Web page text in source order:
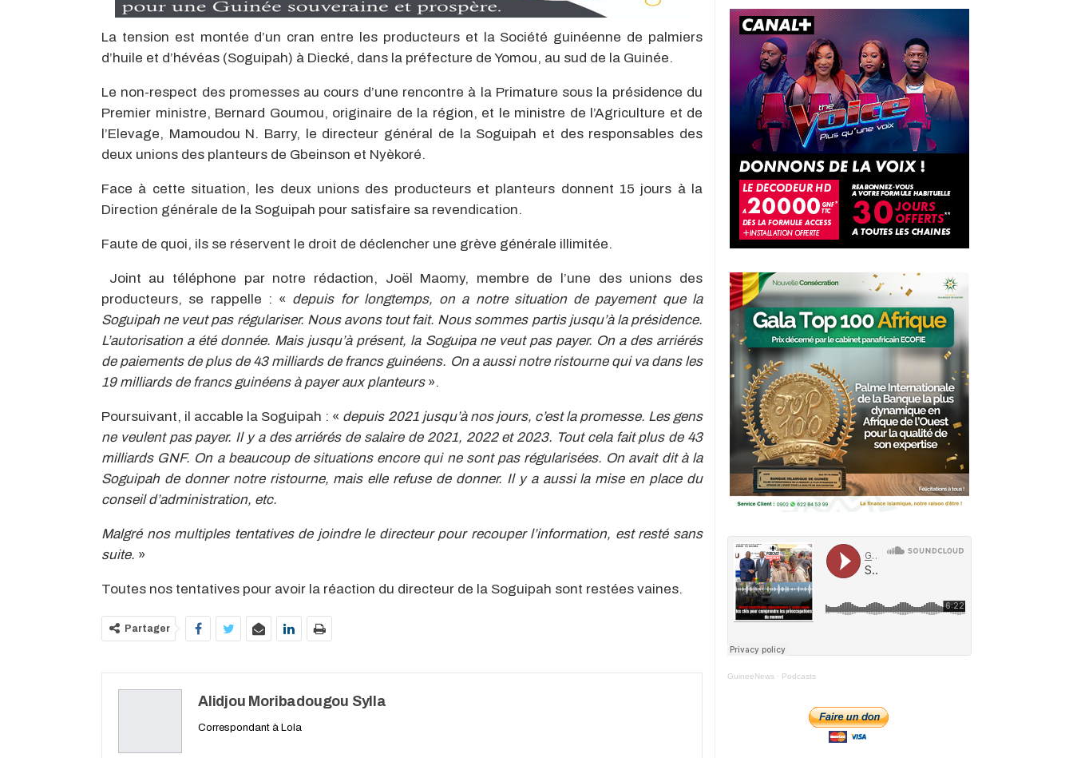
La tension est montée d’un cran entre les producteurs et la Société guinéenne de palmiers
d’huile et d’hévéas (Soguipah) à Diecké, dans la préfecture de Yomou, au sud de la Guinée.
Le non-respect des promesses au cours d’une rencontre à la Primature sous la présidence du
Premier ministre, Bernard Goumou, originaire de la région, et le ministre de l’Agriculture et de
l’Elevage, Mamoudou N. Barry, le directeur général de la Soguipah et des responsables des
deux unions des planteurs de Gbeinson et Nyèkoré.
Face à cette situation, les deux unions des producteurs et planteurs donnent 15 jours à la
Direction générale de la Soguipah pour satisfaire sa revendication.
Faute de quoi, ils se réservent le droit de déclencher une grève générale illimitée.
Joint au téléphone par notre rédaction, Joël Maomy, membre de l’une des unions des
producteurs, se rappelle : « depuis for longtemps, on a notre situation de payement que la
Soguipah ne veut pas régulariser. Nous avons tout fait. Nous sommes partis jusqu’à la présidence.
L’autorisation a été donnée. Mais jusqu’à présent, la Soguipa ne veut pas payer. On a des arriérés
de paiements de plus de 43 milliards de francs guinéens. On a aussi notre ristourne qui va dans les
19 milliards de francs guinéens à payer aux planteurs ».
Poursuivant, il accable la Soguipah : « depuis 2021 jusqu’à nos jours, c’est la promesse. Les gens
ne veulent pas payer. Il y a des arriérés de salaire de 2021, 2022 et 2023. Tout cela fait plus de 43
milliards GNF. On a beaucoup de situations encore qui ne sont pas régularisées. On avait dit à la
Soguipah de donner notre ristourne, mais elle refuse de donner. Il y a aussi la mise en place du
conseil d’administration, etc.
Malgré nos multiples tentatives de joindre le directeur pour recouper l’information, est resté sans
suite. »
Toutes nos tentatives pour avoir la réaction du directeur de la Soguipah sont restées vaines.
Partager
Alidjou Moribadougou Sylla
Correspondant à Lola
GuineeNews · Podcasts